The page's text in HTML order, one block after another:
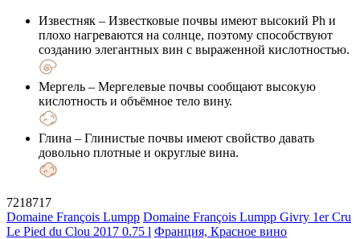
Известняк – Известковые почвы имеют высокий Ph и
плохо нагреваются на солнце, поэтому способствуют
созданию элегантных вин с выраженной кислотностью.
Мергель – Мергелевые почвы сообщают высокую
кислотность и объёмное тело вину.
Глина – Глинистые почвы имеют свойство давать
довольно плотные и округлые вина.
7218717
Domaine François Lumpp Domaine François Lumpp Givry 1er Cru
Le Pied du Clou 2017 0.75 l Франция, Красное вино